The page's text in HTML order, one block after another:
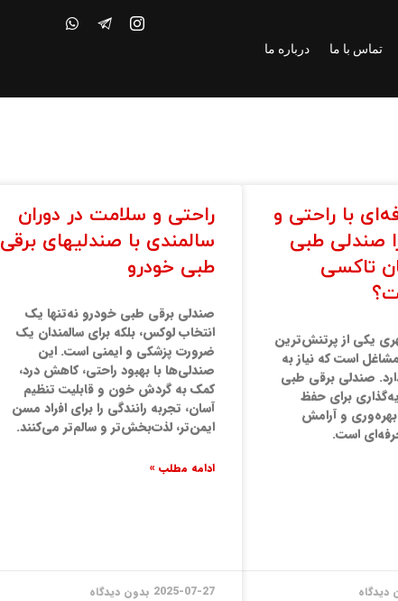
تماس با ما درباره ما
با راحتی و
صندلی طبی
تاکسی
یکی از پرتنش‌ترین
است که نیاز به
صندلی برقی طبی
برای حفظ
و آرامش
است.
دیدگاه
راحتی و سلامت در دوران
سالمندی با صندلیهای برقی
طبی خودرو
صندلی برقی طبی خودرو نه‌تنها یک
انتخاب لوکس، بلکه برای سالمندان یک
ضرورت پزشکی و ایمنی است. این
صندلی‌ها با بهبود راحتی، کاهش درد،
کمک به گردش خون و قابلیت تنظیم
آسان، تجربه رانندگی را برای افراد مسن
ایمن‌تر، لذت‌بخش‌تر و سالم‌تر می‌کنند.
ادامه مطلب »
2025-07-27 بدون دیدگاه